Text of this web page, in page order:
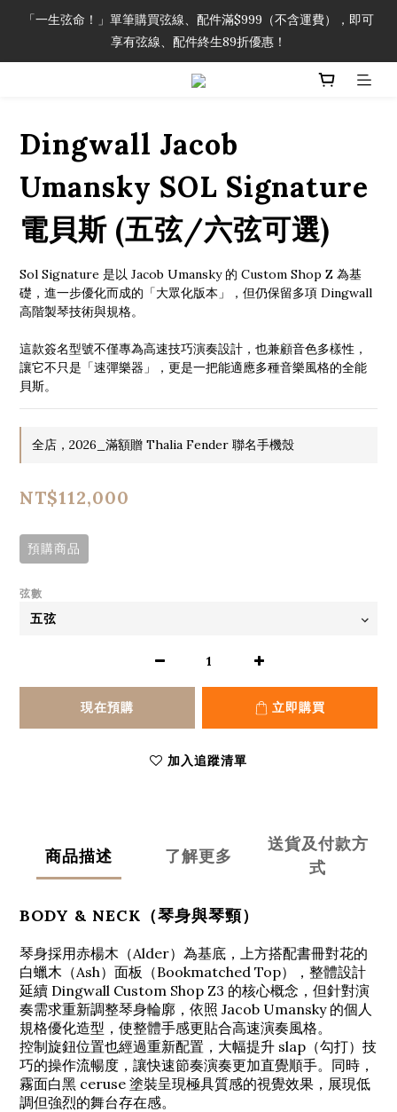
「一生弦命！」單筆購買弦線、配件滿$999（不含運費），即可
享有弦線、配件終生89折優惠！
「一生弦命！」單筆購買弦線、配件滿$999（不含運費），即可
享有弦線、配件終生89折優惠！
加入會員即領2000元購物金。 加入購物車查看更多折扣！
「一生弦命！」單筆購買弦線、配件滿$999（不含運費），即可
Dingwall Jacob
Umansky SOL Signature
電貝斯 (五弦/六弦可選)
Sol Signature 是以 Jacob Umansky 的 Custom Shop Z 為基
礎，進一步優化而成的「大眾化版本」，但仍保留多項 Dingwall
高階製琴技術與規格。
這款簽名型號不僅專為高速技巧演奏設計，也兼顧音色多樣性，
讓它不只是「速彈樂器」，更是一把能適應多種音樂風格的全能
貝斯。
全店，2026_滿額贈 Thalia Fender 聯名手機殼
NT$112,000
預購商品
弦數
現在預購 立即購買
加入追蹤清單
商品描述 了解更多
送貨及付款方
式
BODY & NECK（琴身與琴頸）
琴身採用赤楊木（Alder）為基底，上方搭配書冊對花的
白蠟木（Ash）面板（Bookmatched Top），整體設計
延續 Dingwall Custom Shop Z3 的核心概念，但針對演
奏需求重新調整琴身輪廓，依照 Jacob Umansky的個人
規格優化造型，使整體手感更貼合高速演奏風格。
控制旋鈕位置也經過重新配置，大幅提升 slap（勾打）技
巧的操作流暢度，讓快速節奏演奏更加直覺順手。同時，
霧面白黑 ceruse 塗裝呈現極具質感的視覺效果，展現低
調但強烈的舞台存在感。